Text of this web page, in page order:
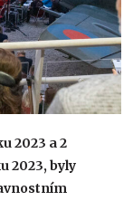
2023 a 2
2023, byly